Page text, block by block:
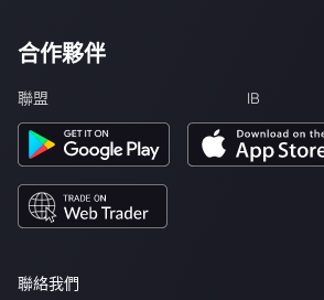
聯絡我們
合作夥伴
聯盟 IB